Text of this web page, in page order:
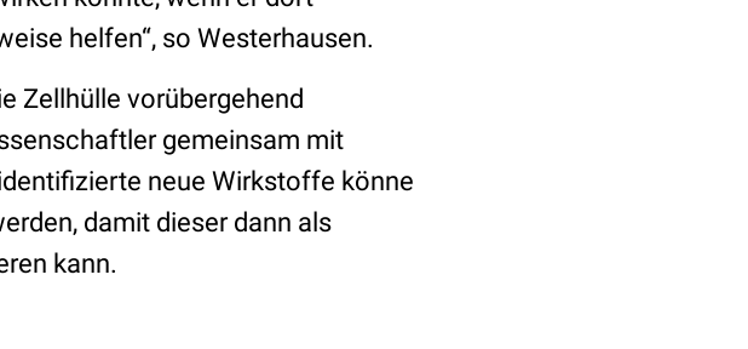
helfen“, so Westerhausen.
Zellhülle vorübergehend
gemeinsam mit
neue Wirkstoffe könne
damit dieser dann als
kann.